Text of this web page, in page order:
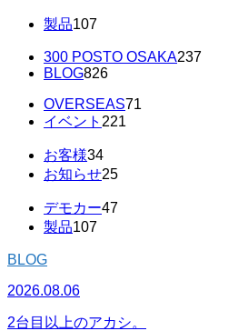
製品107
300 POSTO OSAKA237
BLOG826
OVERSEAS71
イベント 221
お客様34
お知らせ25
デモカー47
製品107
BLOG
2026.08.06
2台目以上のアカシ。